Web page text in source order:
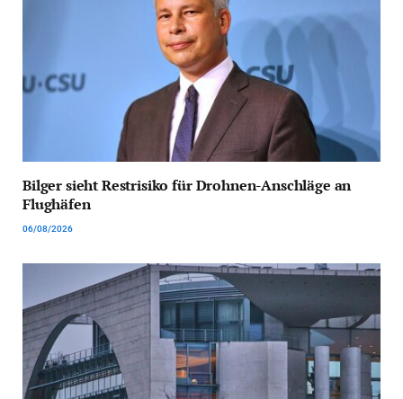
Bilger sieht Restrisiko für Drohnen-Anschläge an
Flughäfen
06/08/2026